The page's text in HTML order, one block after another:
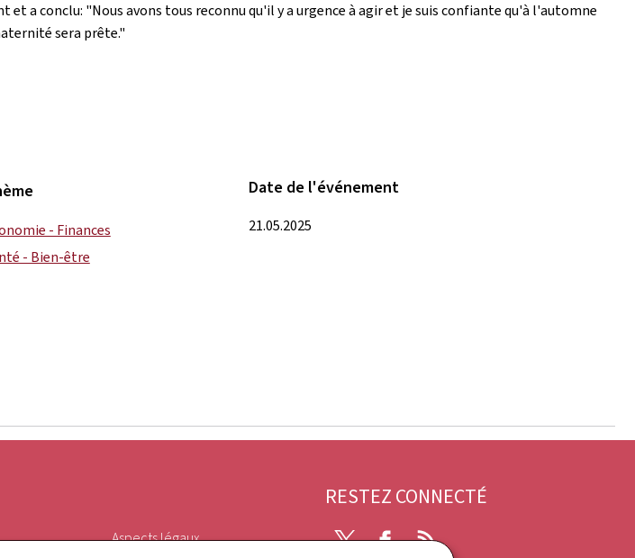
a conclu: "Nous avons tous reconnu qu'il y a urgence à agir et je suis confiante qu'à l'automne
sera prête."
- Finances
- Bien-être
Date de l'événement
21.05.2025
Aspects légaux
RESTEZ CONNECTÉ
X Facebook
RSS